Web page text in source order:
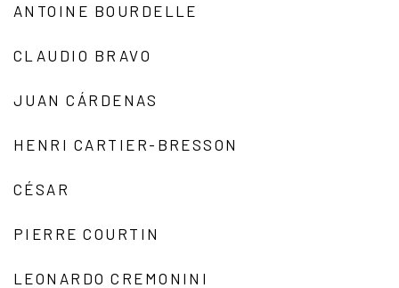
ANTOINE BOURDELLE
CLAUDIO BRAVO
JUAN CÁRDENAS
HENRI CARTIER-BRESSON
CÉSAR
PIERRE COURTIN
LEONARDO CREMONINI